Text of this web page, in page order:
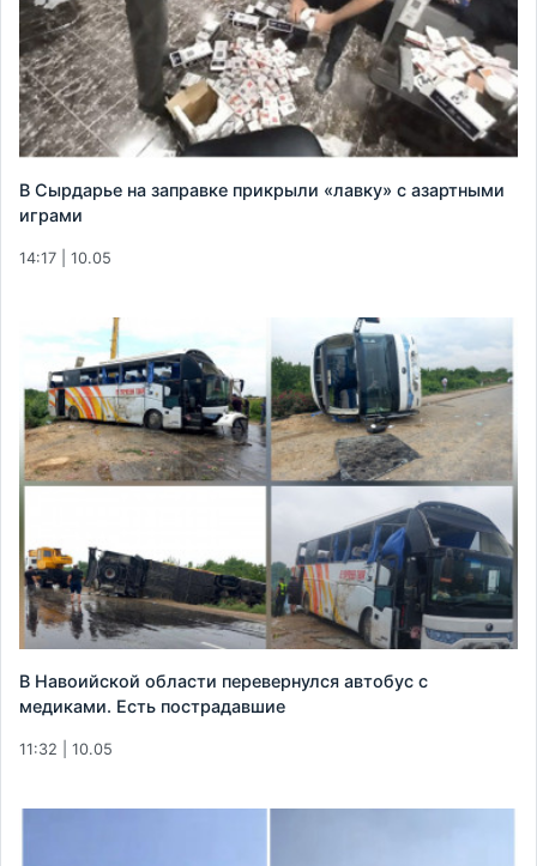
В Сырдарье на заправке прикрыли «лавку» с азартными
играми
14:17 | 10.05
В Навоийской области перевернулся автобус с
медиками. Есть пострадавшие
11:32 | 10.05